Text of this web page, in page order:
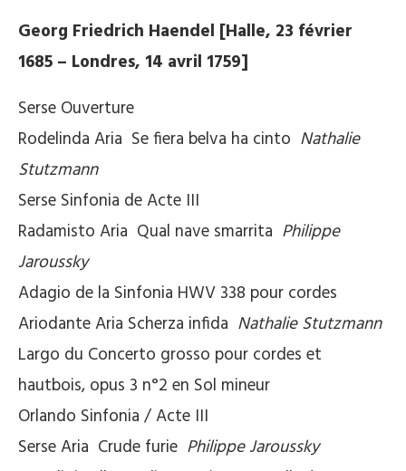
Georg Friedrich Haendel [Halle, 23 février
1685 – Londres, 14 avril 1759]
Serse Ouverture
Rodelinda Aria Se fiera belva ha cinto Nathalie
Stutzmann
Serse Sinfonia de Acte III
Radamisto Aria Qual nave smarrita Philippe
Jaroussky
Adagio de la Sinfonia HWV 338 pour cordes
Ariodante Aria Scherza infida Nathalie Stutzmann
Largo du Concerto grosso pour cordes et
hautbois, opus 3 n°2 en Sol mineur
Orlando Sinfonia / Acte III
Serse Aria Crude furie Philippe Jaroussky